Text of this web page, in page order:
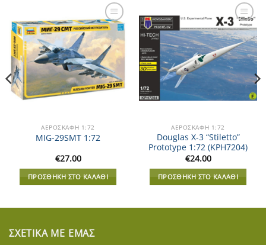
Add to
Wishlist
ΑΕΡΟΣΚΆΦΗ 1:72
MIG-29SMT 1:72
€27.00
ΠΡΟΣΘΉΚΗ ΣΤΟ ΚΑΛΆΘΙ
Add to
Wishlist
ΑΕΡΟΣΚΆΦΗ 1:72
Douglas X-3 “Stiletto”
Prototype 1:72 (KPH7204)
€24.00
ΠΡΟΣΘΉΚΗ ΣΤΟ ΚΑΛΆΘΙ
ΣΧΕΤΙΚΆ ΜΕ ΕΜΆΣ